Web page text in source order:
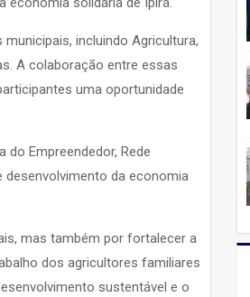
incluindo Agricultura,
A colaboração entre essas
uma oportunidade
Empreendedor, Rede
desenvolvimento da economia
mas também por fortalecer a
dos agricultores familiares
sustentável e o